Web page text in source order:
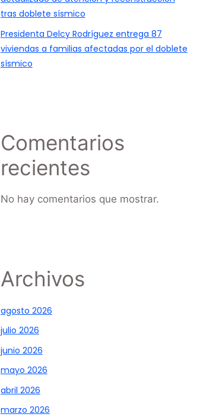
tras doblete sísmico
Presidenta Delcy Rodríguez entrega 87
viviendas a familias afectadas por el doblete
sísmico
Comentarios
recientes
No hay comentarios que mostrar.
Archivos
agosto 2026
julio 2026
junio 2026
mayo 2026
abril 2026
marzo 2026